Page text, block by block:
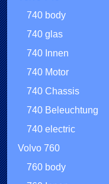
740 body
740 glas
740 Innen
740 Motor
740 Chassis
740 Beleuchtung
740 electric
Volvo 760
760 body